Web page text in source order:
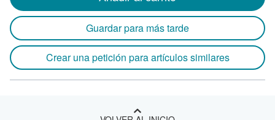
Guardar para más tarde
Crear una petición para artículos similares